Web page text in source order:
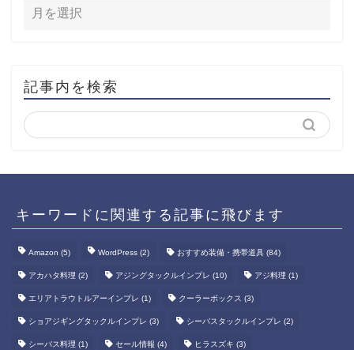
記事内を検索
キーワードに関連する記事に飛びます
Amazon (5) WordPress (2) おすすめ装備・携帯道具 (84)
アカハタ料理 (2) アジングタックルインプレ (10) アジ料理 (1)
エリアトラウトルアーインプレ (1) クーラーボックス (3)
ショアジギングタックルインプレ (3) シーバスタックルインプレ (2)
シーバス料理 (1) セール情報 (4) ヒラスズキ (3)